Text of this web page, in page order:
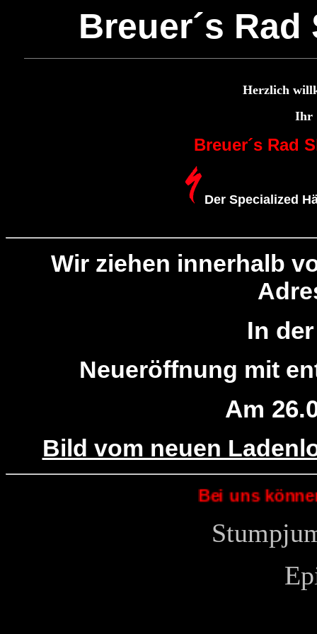
Breuer´s
Herzlich
Ihr
Breuer´s Rad
Der Specialized
Wir ziehen innerhalb
In
Neueröffnung mit
Am
Bild vom neuen
Bei uns